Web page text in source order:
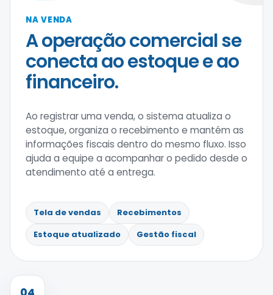
NA VENDA
A operação comercial se
conecta ao estoque e ao
financeiro.
Ao registrar uma venda, o sistema atualiza o
estoque, organiza o recebimento e mantém as
informações fiscais dentro do mesmo fluxo. Isso
ajuda a equipe a acompanhar o pedido desde o
atendimento até a entrega.
Tela de vendas
Recebimentos
Estoque atualizado
Gestão fiscal